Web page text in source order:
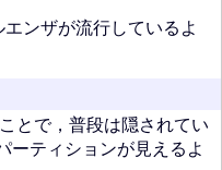
ンザが流行しているよ
とで，普段は隠されてい
ーティションが見えるよ